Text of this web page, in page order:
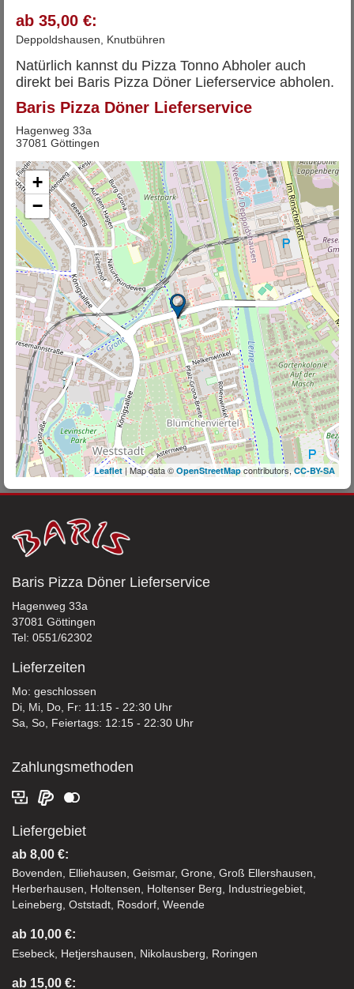
ab 35,00 €:
Deppoldshausen, Knutbühren
Natürlich kannst du Pizza Tonno Abholer auch
direkt bei Baris Pizza Döner Lieferservice abholen.
Baris Pizza Döner Lieferservice
Hagenweg 33a
37081 Göttingen
+
−
Leaflet| Map data © OpenStreetMapcontributors, CC-BY-SA
Baris Pizza Döner Lieferservice
Hagenweg 33a
37081 Göttingen
Tel: 0551/62302
Lieferzeiten
Mo: geschlossen
Di, Mi, Do, Fr: 11:15 - 22:30 Uhr
Sa, So, Feiertags: 12:15 - 22:30 Uhr
Zahlungsmethoden
Liefergebiet
ab 8,00 €:
Bovenden, Elliehausen, Geismar, Grone, Groß Ellershausen,
Herberhausen, Holtensen, Holtenser Berg, Industriegebiet,
Leineberg, Oststadt, Rosdorf, Weende
ab 10,00 €:
Esebeck, Hetjershausen, Nikolausberg, Roringen
ab 15,00 €: